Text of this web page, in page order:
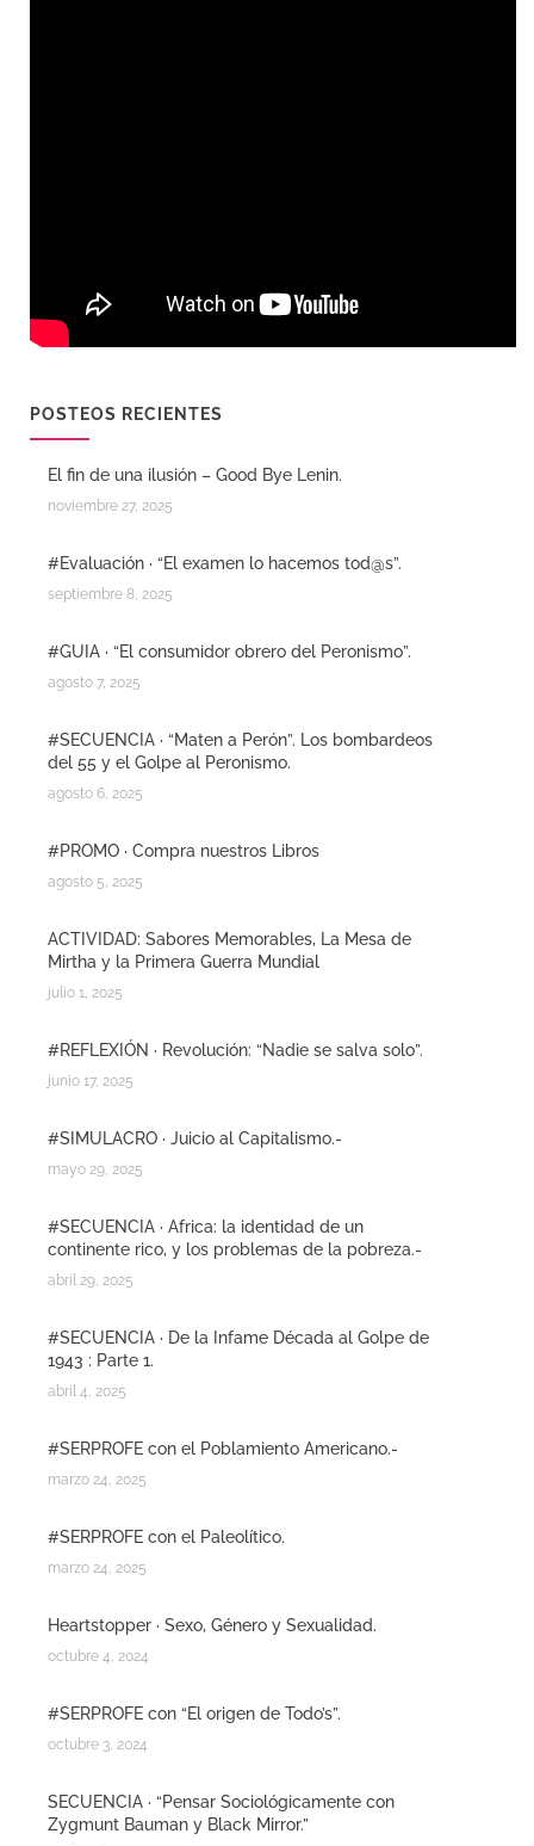
POSTEOS RECIENTES
El fin de una ilusión – Good Bye Lenin.
noviembre 27, 2025
#Evaluación · “El examen lo hacemos tod@s”.
septiembre 8, 2025
#GUIA · “El consumidor obrero del Peronismo”.
agosto 7, 2025
#SECUENCIA · “Maten a Perón”. Los bombardeos
del 55 y el Golpe al Peronismo.
agosto 6, 2025
#PROMO · Compra nuestros Libros
agosto 5, 2025
ACTIVIDAD: Sabores Memorables, La Mesa de
Mirtha y la Primera Guerra Mundial
julio 1, 2025
#REFLEXIÓN · Revolución: “Nadie se salva solo”.
junio 17, 2025
#SIMULACRO · Juicio al Capitalismo.-
mayo 29, 2025
#SECUENCIA · Africa: la identidad de un
continente rico, y los problemas de la pobreza.-
abril 29, 2025
#SECUENCIA · De la Infame Década al Golpe de
1943 : Parte 1.
abril 4, 2025
#SERPROFE con el Poblamiento Americano.-
marzo 24, 2025
#SERPROFE con el Paleolítico.
marzo 24, 2025
Heartstopper · Sexo, Género y Sexualidad.
octubre 4, 2024
#SERPROFE con “El origen de Todo’s”.
octubre 3, 2024
SECUENCIA · “Pensar Sociológicamente con
Zygmunt Bauman y Black Mirror.”